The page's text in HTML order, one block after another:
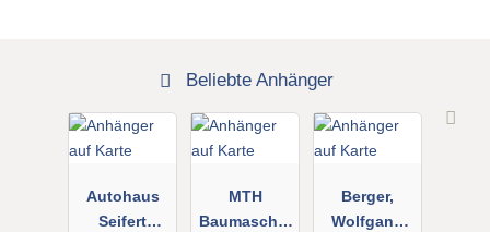
Beliebte Anhänger
Autohaus
Seifert
MTH
Baumaschin
Berger,
Wolfgang